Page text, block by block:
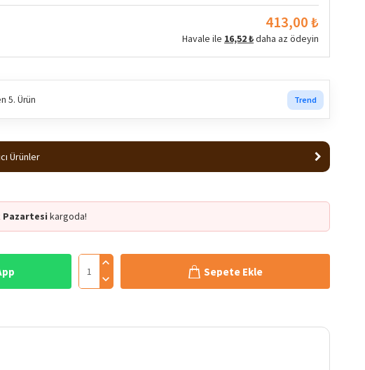
413,00 ₺
Havale ile 16,52 ₺daha az ödeyin
5. Ürün Trend
Ürünler
Pazartesi kargoda!
Sepete Ekle